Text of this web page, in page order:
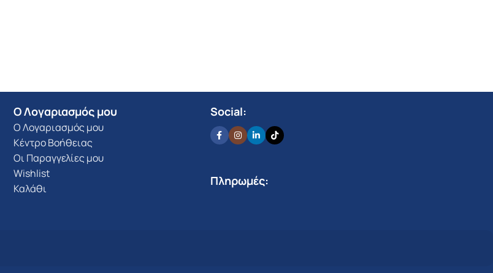
Ο Λογαριασμός μου
Ο Λογαριασμός μου
Κέντρο Βοήθειας
Οι Παραγγελίες μου
Wishlist
Καλάθι
Social:
Πληρωμές: